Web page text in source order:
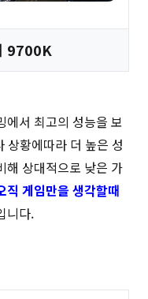
9700K
서 최고의 성능을 보
상황에따라 더 높은 성
상대적으로 낮은 가
직 게임만을 생각할때
니다.